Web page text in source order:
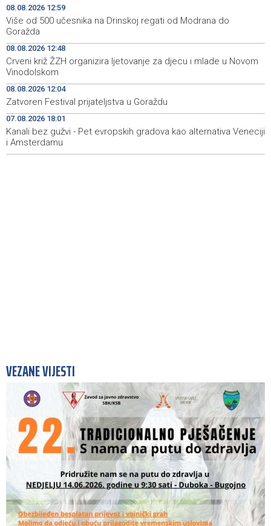
15:37
Požar kod Konjica i dalje aktivan, stanje bolje nego
jutros
15:27
Dokumentarac 'Bulevar Ivice Osima' osvojio nagradu na
City Festu u Niškoj Banji
15:09
Konjic ugostio 23 folklorna društva na 26.
Međunarodnom festivalu ‘Konjička sehara’
15:05
Vozači u HBŽ-u pozvani na oprez zbog divljih konja na
cestama
08.08.2026 12:59
Više od 500 učesnika na Drinskoj regati od Modrana do
Goražda
08.08.2026 12:48
Crveni križ ŽZH organizira ljetovanje za djecu i mlade u Novom
Vinodolskom
08.08.2026 12:04
Zatvoren Festival prijateljstva u Goraždu
07.08.2026 18:01
Kanali bez gužvi - Pet evropskih gradova kao alternativa Veneciji
i Amsterdamu
VEZANE VIJESTI